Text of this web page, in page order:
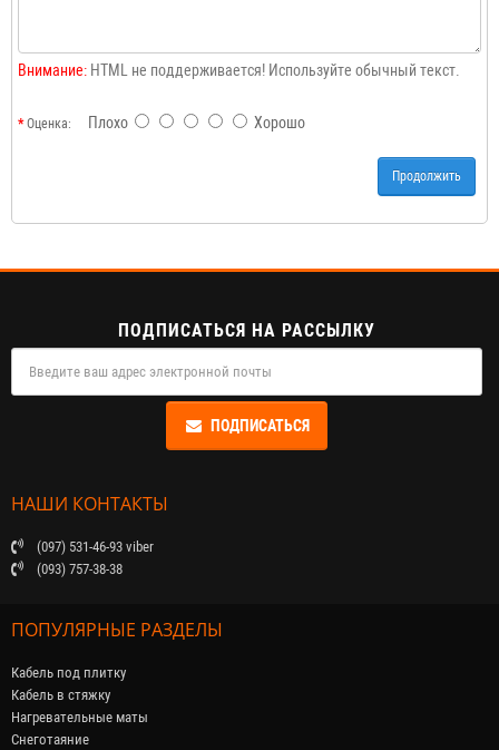
Внимание: HTML не поддерживается! Используйте обычный текст.
Оценка: Плохо Хорошо
Продолжить
ПОДПИСАТЬСЯ НА РАССЫЛКУ
ПОДПИСАТЬСЯ
НАШИ КОНТАКТЫ
(097) 531-46-93 viber
(093) 757-38-38
ПОПУЛЯРНЫЕ РАЗДЕЛЫ
Кабель под плитку
Кабель в стяжку
Нагревательные маты
Снеготаяние